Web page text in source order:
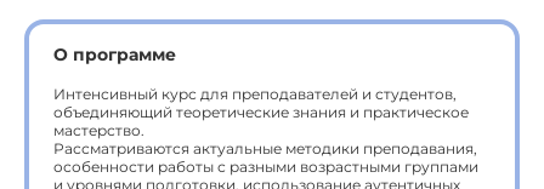
О программе
Интенсивный курс для преподавателей и студентов,
объединяющий теоретические знания и практическое
мастерство.
Рассматриваются актуальные методики преподавания,
особенности работы с разными возрастными группами
и уровнями подготовки, использование аутентичных